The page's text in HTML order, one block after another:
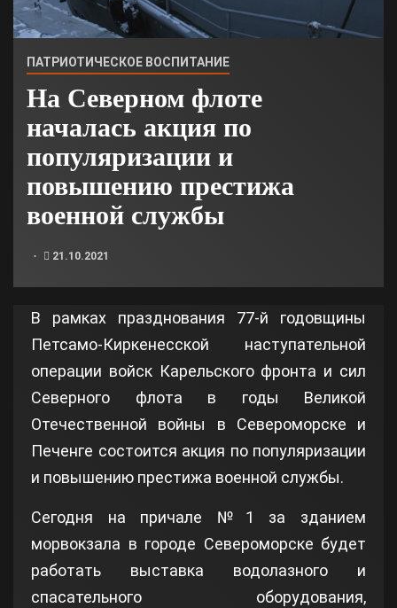
ПАТРИОТИЧЕСКОЕ ВОСПИТАНИЕ
На Северном флоте
началась акция по
популяризации и
повышению престижа
военной службы
21.10.2021
В рамках празднования 77-й годовщины
Петсамо-Киркенесской наступательной
операции войск Карельского фронта и сил
Северного флота в годы Великой
Отечественной войны в Североморске и
Печенге состоится акция по популяризации
и повышению престижа военной службы.
Сегодня на причале №1 за зданием
морвокзала в городе Североморске будет
работать выставка водолазного и
спасательного оборудования,